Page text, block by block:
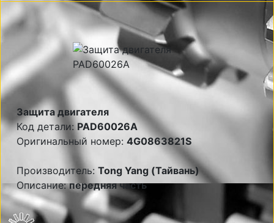
Защита двигателя
Код детали:PAD60026A
Оригинальный номер: 4G0863821S
Производитель: Tong Yang (Тайвань)
Описание:передняя часть